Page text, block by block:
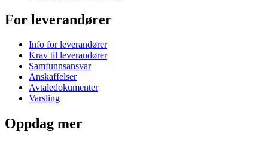
For leverandører
Info for leverandører
Krav til leverandører
Samfunnsansvar
Anskaffelser
Avtaledokumenter
Varsling
Oppdag mer